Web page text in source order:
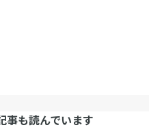
事も読んでいます